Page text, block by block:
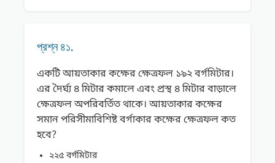
প্রশ্ন ৪১.
একটি আয়তাকার কক্ষের ক্ষেত্রফল ১৯২ বর্গমিটার।
এর দৈর্ঘ্য ৪ মিটার কমালে এবং প্রস্থ ৪ মিটার বাড়ালে
ক্ষেত্রফল অপরিবর্তিত থাকে। আয়তাকার কক্ষের
সমান পরিসীমাবিশিষ্ট বর্গাকার কক্ষের ক্ষেত্রফল কত
হবে?
২২৫ বর্গমিটার